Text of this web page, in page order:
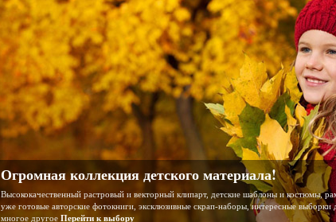
Огромная коллекция детского материала!
Высококачественный растровый и векторный клипарт, детские шаблоны и костюмы,
уже готовые авторские фотокниги, эксклюзивные скрап-наборы, интересные выборки
многое другое Перейти к выбору